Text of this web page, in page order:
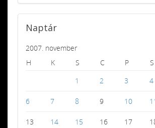
Naptár
2007. november
H
K S C P S
1
2 3 4
6 7 8 9 10
13 14 15 16 17